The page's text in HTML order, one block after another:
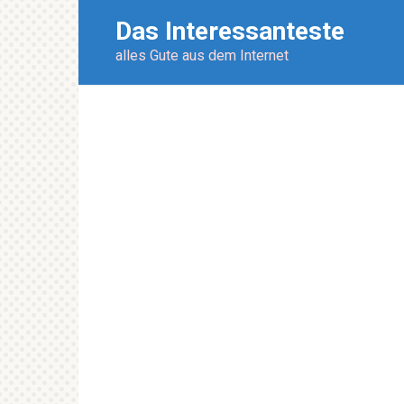
Das Interessanteste
alles Gute aus dem Internet